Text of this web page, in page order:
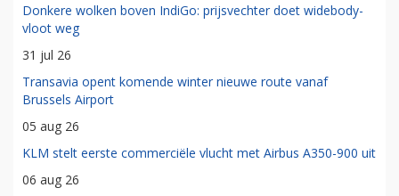
Donkere wolken boven IndiGo: prijsvechter doet widebody-
vloot weg
31 jul 26
Transavia opent komende winter nieuwe route vanaf
Brussels Airport
05 aug 26
KLM stelt eerste commerciële vlucht met Airbus A350-900 uit
06 aug 26